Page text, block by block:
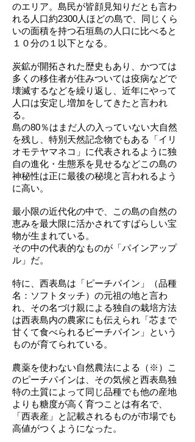
のエリア。島民が皆顔見知りだとも言わ
れる人口約2300人ほどの島で、同じくら
いの面積を持つ石垣島の人口に比べると
１０分の１以下となる。
炭鉱が開拓された歴史もあり、かつては
多くの移住者が住みついては疫病などで
壊滅するなどを繰り返し、近年にやって
人口は安定し増加をしてきたと言われ
る。
島の80％はまだ人の入っていない大自然
を残し、特別天然記念物でもある「イリ
オモテヤマネコ」に代表されるように独
自の進化・生態系を見せるなどこの島の
神秘性は正に最後の秘境と言われるよう
に高い。
最小限の近代化の中で、この島の自然の
恵みを最大限に活かされてすばらしい宝
物が生まれている。
その中の代表的なものが「パインアップ
ル」だ。
特に、西表島は「ピーチパイン」（品種
名：ソフトタッチ）の元祖の地と言わ
れ、その名づけ親による独自の栽培方法
は西表島内の農家にも伝えられ「芯まで
甘くて食べられるピーチパイン」という
ものが育てられている。
農薬を使わない自然農法による（※）こ
のピーチパインは、その気候と西表島独
特の土質によって同じ品種でも他の産地
よりも糖度が高く育つことは有名で、
「西表産」と記載されるものが市場でも
高値がつくようになった。